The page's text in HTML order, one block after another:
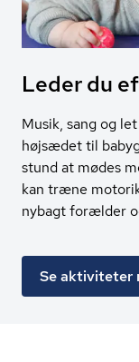
Leder du
Musik, sang og
højsædet til
stund at mødes
kan træne
nybagt forælder
Se aktiviteter